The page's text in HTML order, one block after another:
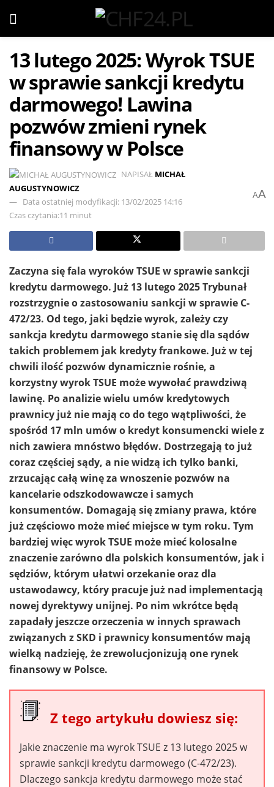
13 lutego 2025: Wyrok TSUE
w sprawie sankcji kredytu
darmowego! Lawina
pozwów zmieni rynek
finansowy w Polsce
NAPISAŁ MICHAŁ
AUGUSTYNOWICZ
Data ostatniej modyfikacji: 13/02/2025 14:16
Czas czytania:11 minut
AA
Zaczyna się fala wyroków TSUE w sprawie sankcji
kredytu darmowego. Już 13 lutego 2025 Trybunał
rozstrzygnie o zastosowaniu sankcji w sprawie C-
472/23. Od tego, jaki będzie wyrok, zależy czy
sankcja kredytu darmowego stanie się dla sądów
takich problemem jak kredyty frankowe. Już w tej
chwili ilość pozwów dynamicznie rośnie, a
korzystny wyrok TSUE może wywołać prawdziwą
lawinę. Po analizie wielu umów kredytowych
prawnicy już nie mają co do tego wątpliwości, że
spośród 17 mln umów o kredyt konsumencki wiele z
nich zawiera mnóstwo błędów. Dostrzegają to już
coraz częściej sądy, a nie widzą ich tylko banki,
zrzucając całą winę za wnoszenie pozwów na
kancelarie odszkodowawcze i samych
konsumentów. Domagają się zmiany prawa, które
już częściowo może mieć miejsce w tym roku. Tym
bardziej więc wyrok TSUE może mieć kolosalne
znaczenie zarówno dla polskich konsumentów, jak i
sędziów, którym ułatwi orzekanie oraz dla
ustawodawcy, który pracuje już nad implementacją
nowej dyrektywy unijnej. Po nim wkrótce będą
zapadały jeszcze orzeczenia w innych sprawach
związanych z SKD i prawnicy konsumentów mają
wielką nadzieję, że zrewolucjonizują one rynek
finansowy w Polsce.
Z tego artykułu dowiesz się:
Jakie znaczenie ma wyrok TSUE z 13 lutego 2025 w
sprawie sankcji kredytu darmowego (C-472/23).
Dlaczego sankcja kredytu darmowego może stać